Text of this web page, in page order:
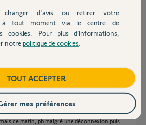
proPop avec son répéteur Wifi, essayez de
la switch est posée sur la box delta, connectée
passe pas pas un répéteur. Cela fonctionne ainsi
ce matin, pb malgré une déconnexion puis
changer d'avis ou retirer votre
à tout moment via le centre de
cookies. Pour plus d’informations,
notre politique de cookies
TOUT ACCEPTER
mes préférences